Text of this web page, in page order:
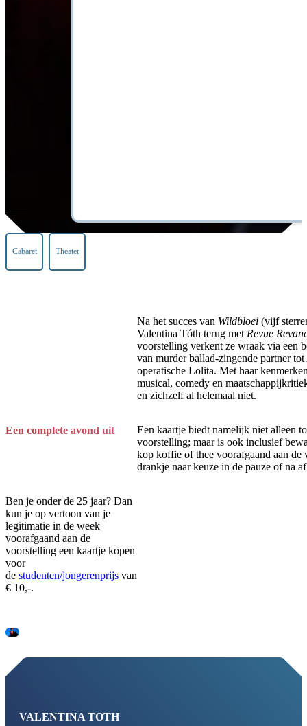
Cabaret Theater
Na het succes van Wildbloei (vijf
Valentina Tóth terug met Revue
voorstelling verkent ze wraak via een
van murder ballad-zingende partner
operatische Lolita. Met haar
musical, comedy en
en zichzelf al helemaal niet.
Een complete avond uit
Een kaartje biedt namelijk niet alleen
voorstelling; maar is ook inclusief
kop koffie of thee voorafgaand aan de
drankje naar keuze in de pauze of na
Ben je onder de 25 jaar? Dan
kun je op vertoon van je
legitimatie in de week
voorafgaand aan de
voorstelling een kaartje kopen
voor
de studenten/jongerenprijs van
€ 10,-.
VALENTINA TOTH